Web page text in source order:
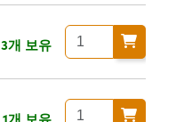
3개 보유
1개 보유